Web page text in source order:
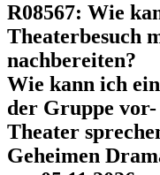
R08567: Wie
Theaterbesuch
nachbereiten?
Wie kann ich
der Gruppe
Theater
Geheimen